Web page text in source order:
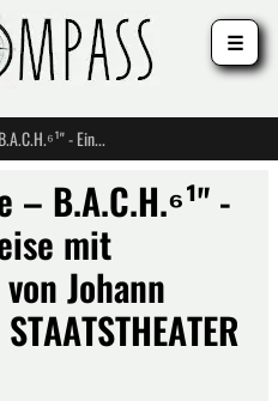
"Anfang und Ende – B.A.C.H.⁶¹" - Eine szenische Reise mit Kirchenkantaten von Johann Sebastian Bach - STAATSTHEATER KASSEL
– B.A.C.H.⁶¹" -
mit
Johann
☰